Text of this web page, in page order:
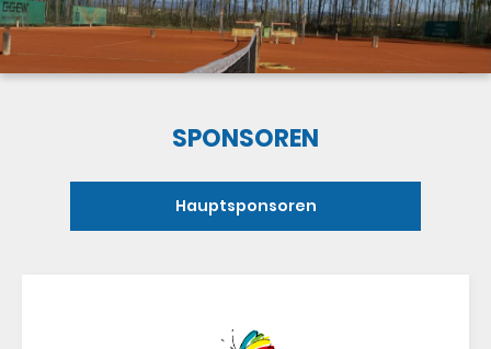
Geschichte
Jugend
Dokumente
SPONSOREN
Hauptsponsoren